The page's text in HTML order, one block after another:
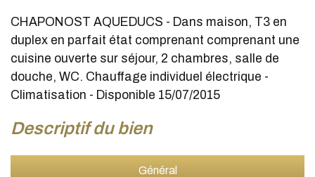
CHAPONOST AQUEDUCS - Dans maison, T3 en
duplex en parfait état comprenant comprenant une
cuisine ouverte sur séjour, 2 chambres, salle de
douche, WC. Chauffage individuel électrique -
Climatisation - Disponible 15/07/2015
descriptif du bien
Général